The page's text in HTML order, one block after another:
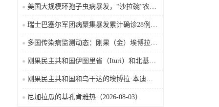
美国大规模环孢子虫病暴发，“沙拉碗”农业生产陷入低迷
瑞士巴塞尔军团病聚集暴发累计确诊28例含死亡病例
多国传染病监测动态：刚果（金）埃博拉确诊突破4000例
刚果民主共和国伊图里省（Ituri）和北基伍省（Nord-Kivu）的埃博拉·本迪布乔病毒病（2026-08-04）
刚果民主共和国和乌干达的埃博拉·本迪布乔病毒病（2026-08-04）
尼加拉瓜的基孔肯雅热（2026-08-03）